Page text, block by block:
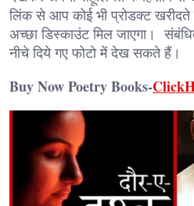
लिंक से आप कोई भी प्रोडक्ट
अच्छा डिस्काउंट मिल जाएगा।
नीचे दिये गए फोटो में देख सकते हैं।
Buy Now Poetry Books-